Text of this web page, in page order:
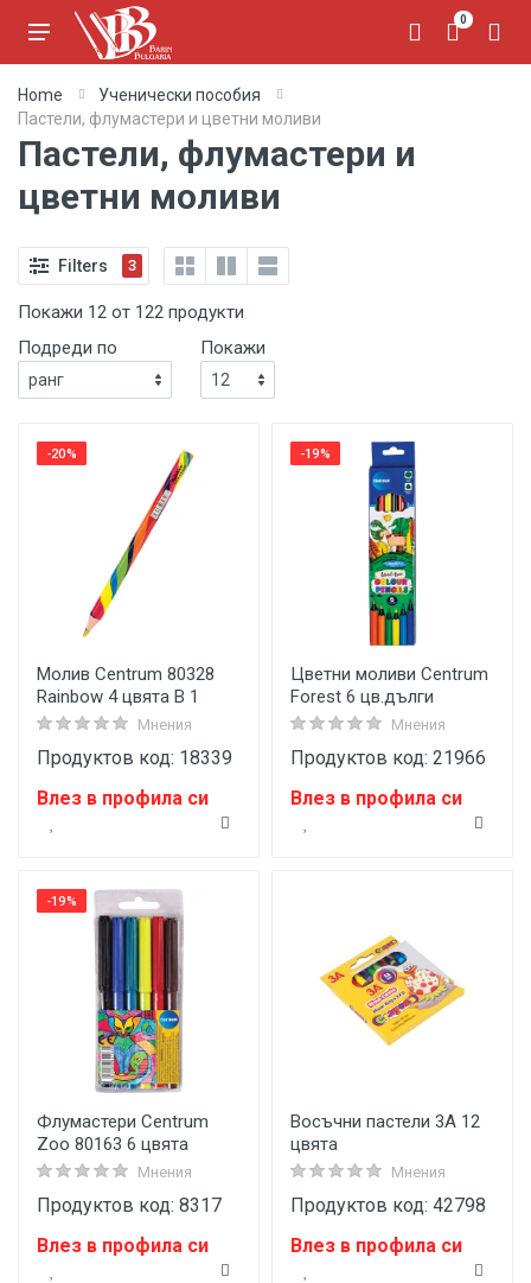
0
Home
Ученически пособия
Пастели, флумастери и цветни моливи
Пастели, флумастери и
цветни моливи
Filters 3
Покажи 12 от 122 продукти
Подреди по
Покажи
-20%
Молив Centrum 80328
Rainbow 4 цвята В 1
Мнения
Продуктов код: 18339
Влез в профила си
-19%
Цветни моливи Centrum
Forest 6 цв.дълги
Мнения
Продуктов код: 21966
Влез в профила си
-19%
Флумастери Centrum
Zoo 80163 6 цвята
Мнения
Продуктов код: 8317
Влез в профила си
Восъчни пастели 3A 12
цвята
Мнения
Продуктов код: 42798
Влез в профила си